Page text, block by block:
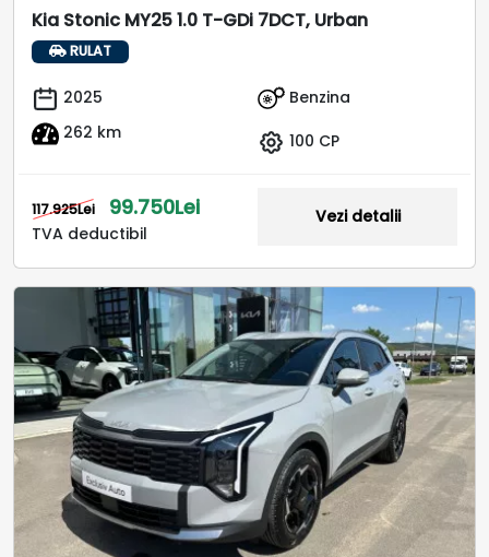
Kia Stonic MY25 1.0 T-GDi 7DCT, Urban
RULAT
2025
262 km
Benzina
100 CP
117.925Lei 99.750Lei
TVA deductibil
Vezi detalii